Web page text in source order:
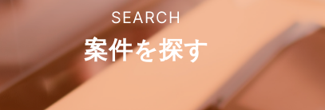
SEARCH
案件を探す